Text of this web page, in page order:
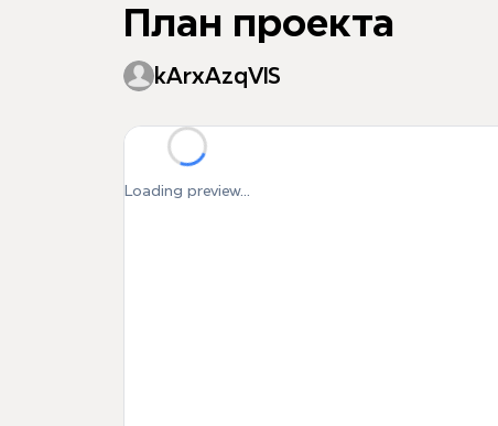
План проекта
kArxAzqVIS
Loading preview...